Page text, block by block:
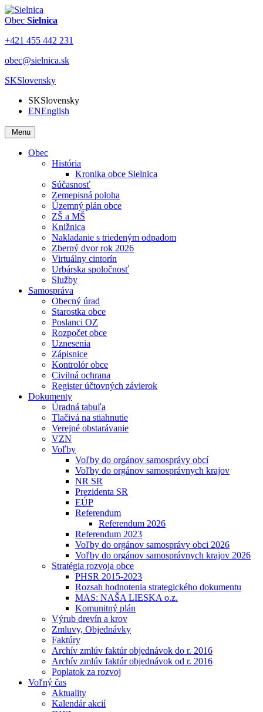
Obec Sielnica
+421 455 442 231
obec@sielnica.sk
SKSlovensky
SKSlovensky
ENEnglish
Menu
Obec
História
Kronika obce Sielnica
Súčasnosť
Zemepisná poloha
Územný plán obce
ZŠ a MŠ
Knižnica
Nakladanie s triedeným odpadom
Zberný dvor rok 2026
Virtuálny cintorín
Urbárska spoločnosť
Služby
Samospráva
Obecný úrad
Starostka obce
Poslanci OZ
Rozpočet obce
Uznesenia
Zápisnice
Kontrolór obce
Civilná ochrana
Register účtovných závierok
Dokumenty
Úradná tabuľa
Tlačivá na stiahnutie
Verejné obstarávanie
VZN
Voľby
Voľby do orgánov samosprávy obcí
Voľby do orgánov samosprávnych krajov
NR SR
Prezidenta SR
EÚP
Referendum
Referendum 2026
Referendum 2023
Voľby do orgánov samosprávy obci 2026
Voľby do orgánov samosprávnych krajov 2026
Stratégia rozvoja obce
PHSR 2015-2023
Rozsah hodnotenia strategického dokumentu
MAS: NAŠA LIESKA o.z.
Komunitný plán
Výrub drevín a krov
Zmluvy, Objednávky
Faktúry
Archív zmlúv faktúr objednávok do r. 2016
Archív zmlúv faktúr objednávok od r. 2016
Poplatok za rozvoj
Voľný čas
Aktuality
Kalendár akcií